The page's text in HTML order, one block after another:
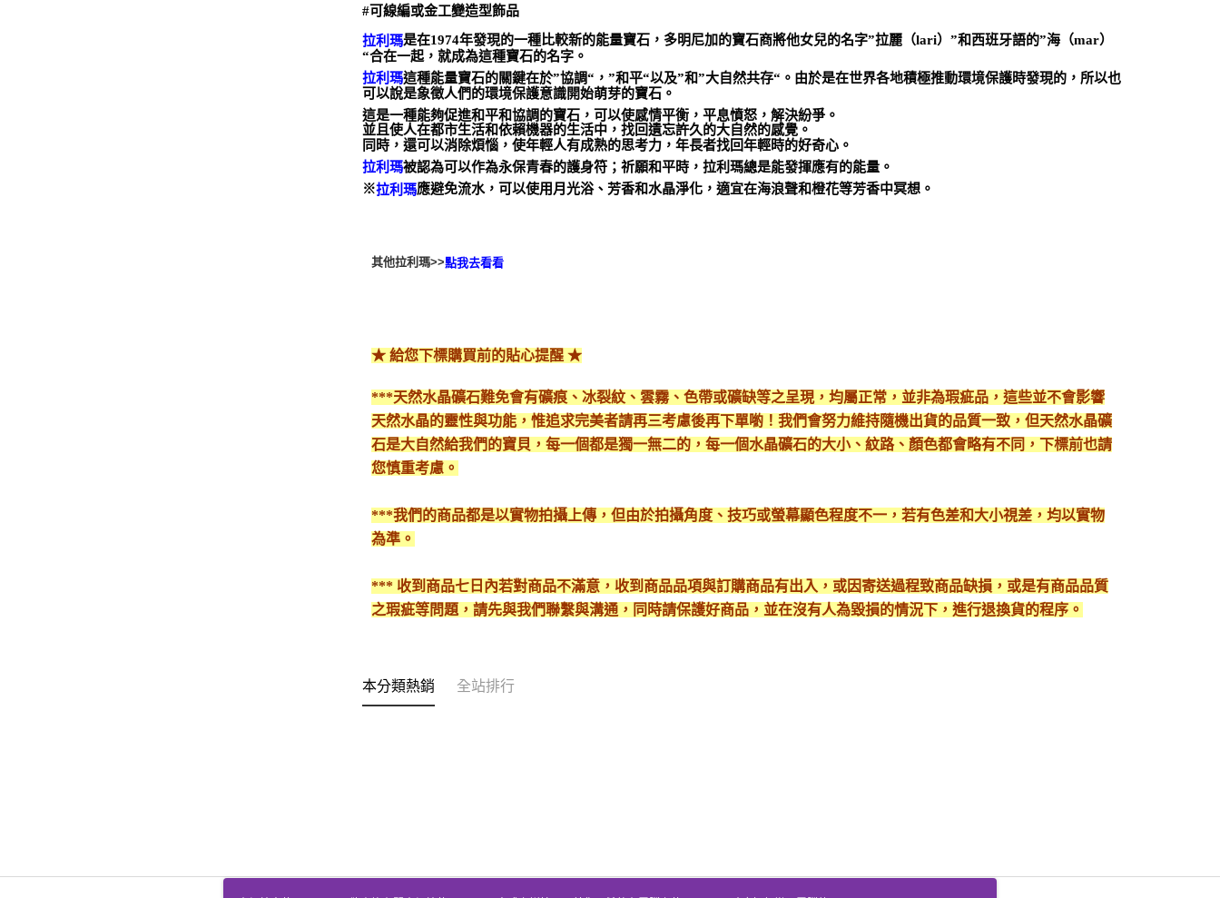
#可線編或金工變造型飾品
拉利瑪是在1974年發現的一種比較新的能量寶石，多明尼加的寶石商將他女兒的名字”拉麗（lari）”和西班牙語的”海（mar）
“合在一起，就成為這種寶石的名字。
拉利瑪這種能量寶石的關鍵在於”協調“，”和平“以及”和”大自然共存“。由於是在世界各地積極推動環境保護時發現的，所以也
可以說是象徵人們的環境保護意識開始萌芽的寶石。
這是一種能夠促進和平和協調的寶石，可以使感情平衡，平息憤怒，解決紛爭。
並且使人在都市生活和依賴機器的生活中，找回遺忘許久的大自然的感覺。
同時，還可以消除煩惱，使年輕人有成熟的思考力，年長者找回年輕時的好奇心。
拉利瑪被認為可以作為永保青春的護身符；祈願和平時，拉利瑪總是能發揮應有的能量。
※拉利瑪應避免流水，可以使用月光浴、芳香和水晶淨化，適宜在海浪聲和橙花等芳香中冥想。
其他拉利瑪>>點我去看看
★ 給您下標購買前的貼心提醒 ★
***天然水晶礦石難免會有礦痕、冰裂紋、雲霧、色帶或礦缺等之呈現，均屬正常，並非為瑕疵品，這些並不會影響
天然水晶的靈性與功能，惟追求完美者請再三考慮後再下單喲！我們會努力維持隨機出貨的品質一致，但天然水晶礦
石是大自然給我們的寶貝，每一個都是獨一無二的，每一個水晶礦石的大小、紋路、顏色都會略有不同，下標前也請
您慎重考慮。
***我們的商品都是以實物拍攝上傳，但由於拍攝角度、技巧或螢幕顯色程度不一，若有色差和大小視差，均以實物
為準。
*** 收到商品七日內若對商品不滿意，收到商品品項與訂購商品有出入，或因寄送過程致商品缺損，或是有商品品質
之瑕疵等問題，請先與我們聯繫與溝通，同時請保護好商品，並在沒有人為毀損的情況下，進行退換貨的程序。
本分類熱銷 全站排行